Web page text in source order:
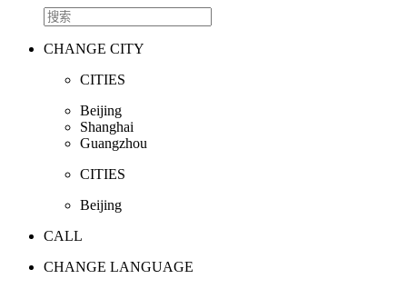
CHANGE CITY
CITIES
Beijing
Shanghai
Guangzhou
CITIES
Beijing
CALL
CHANGE LANGUAGE